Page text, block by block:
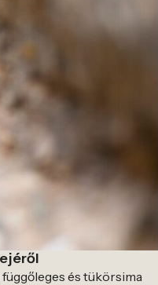
és tükörsima